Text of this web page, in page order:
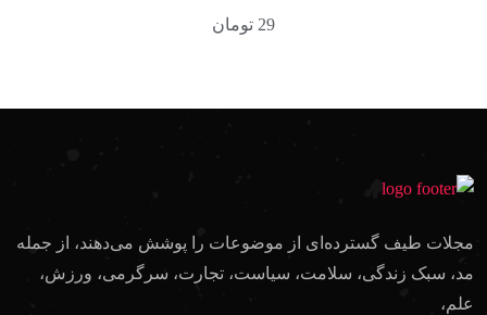
29 تومان
مجلات طیف گسترده‌ای از موضوعات را پوشش می‌دهند، از جمله
مد، سبک زندگی، سلامت، سیاست، تجارت، سرگرمی، ورزش،
علم،